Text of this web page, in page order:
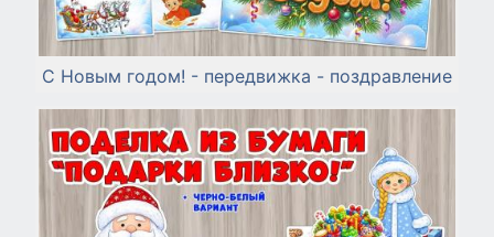
С Новым годом! - передвижка - поздравление